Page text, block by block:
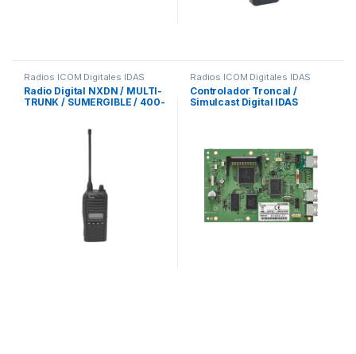
Radios ICOM Digitales IDAS
Radio Digital NXDN / MULTI-
TRUNK / SUMERGIBLE / 400-
Batería, cargador, antena y
Radios ICOM Digitales IDAS
Controlador Troncal /
Simulcast Digital IDAS